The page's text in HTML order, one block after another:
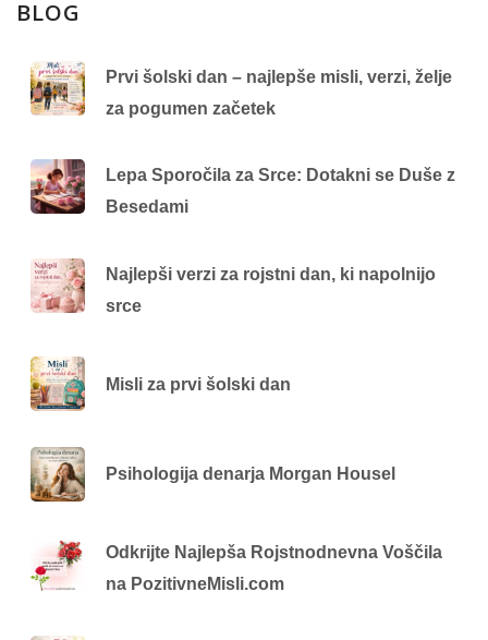
BLOG
Prvi šolski dan – najlepše misli, verzi, želje
za pogumen začetek
Lepa Sporočila za Srce: Dotakni se Duše z
Besedami
Najlepši verzi za rojstni dan, ki napolnijo
srce
Misli za prvi šolski dan
Psihologija denarja Morgan Housel
Odkrijte Najlepša Rojstnodnevna Voščila
na PozitivneMisli.com